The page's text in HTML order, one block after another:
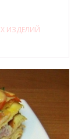
ИЗДЕЛИЙ